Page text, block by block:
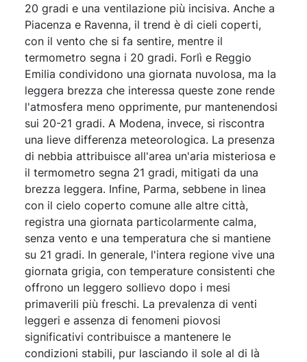
20 gradi e una ventilazione più incisiva. Anche a
Piacenza e Ravenna, il trend è di cieli coperti,
con il vento che si fa sentire, mentre il
termometro segna i 20 gradi. Forlì e Reggio
Emilia condividono una giornata nuvolosa, ma la
leggera brezza che interessa queste zone rende
l'atmosfera meno opprimente, pur mantenendosi
sui 20-21 gradi. A Modena, invece, si riscontra
una lieve differenza meteorologica. La presenza
di nebbia attribuisce all'area un'aria misteriosa e
il termometro segna 21 gradi, mitigati da una
brezza leggera. Infine, Parma, sebbene in linea
con il cielo coperto comune alle altre città,
registra una giornata particolarmente calma,
senza vento e una temperatura che si mantiene
su 21 gradi. In generale, l'intera regione vive una
giornata grigia, con temperature consistenti che
offrono un leggero sollievo dopo i mesi
primaverili più freschi. La prevalenza di venti
leggeri e assenza di fenomeni piovosi
significativi contribuisce a mantenere le
condizioni stabili, pur lasciando il sole al di là